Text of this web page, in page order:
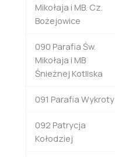
Mikołaja i MB. Cz.
Bożejowice
090 Parafia Św.
Mikołaja i MB
Śnieżnej Kotliska
091 Parafia Wykroty
092 Patrycja
Kołodziej